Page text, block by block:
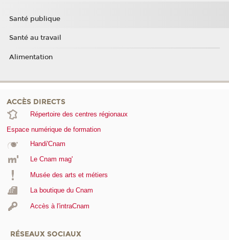
Santé publique
Santé au travail
Alimentation
ACCÈS DIRECTS
Répertoire des centres régionaux
Espace numérique de formation
Handi'Cnam
Le Cnam mag'
Musée des arts et métiers
La boutique du Cnam
Accès à l'intraCnam
RÉSEAUX SOCIAUX